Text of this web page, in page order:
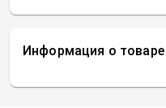
Информация о товаре